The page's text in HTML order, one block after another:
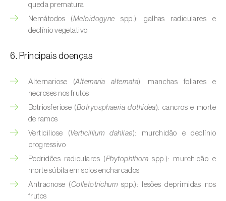
Bétula (Betula spp.
Buxo (Buxus sempervirens L.
Cacaueiro (
Cajueiro ( Anacardium occidentale
Cana-de-açúcar (
Cânhamo / Canábis ( Cannabis sativa)
Carambola (Averrhoa carambola)
Carpino-europeu (Carpinus betulus)
queda prematura
Nemátodos (Meloidogyne spp.): galhas radiculares e
declínio vegetativo
6. Principais doenças
Alternariose (Alternaria alternata): manchas foliares e
necroses nos frutos
Botriosferiose (Botryosphaeria dothidea): cancros e morte
de ramos
Verticiliose (Verticillium dahliae): murchidão e declínio
progressivo
Podridões radiculares (Phytophthora spp.): murchidão e
morte súbita em solos encharcados
Antracnose (Colletotrichumspp.): lesões deprimidas nos
frutos